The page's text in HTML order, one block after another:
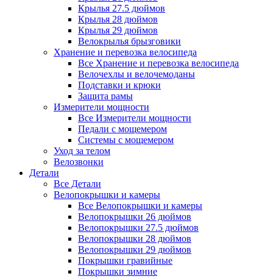
Крылья 27.5 дюймов
Крылья 28 дюймов
Крылья 29 дюймов
Велокрылья брызговики
Хранение и перевозка велосипеда
Все Хранение и перевозка велосипеда
Велочехлы и велочемоданы
Подставки и крюки
Защита рамы
Измерители мощности
Все Измерители мощности
Педали с мощемером
Системы с мощемером
Уход за телом
Велозвонки
Детали
Все Детали
Велопокрышки и камеры
Все Велопокрышки и камеры
Велопокрышки 26 дюймов
Велопокрышки 27.5 дюймов
Велопокрышки 28 дюймов
Велопокрышки 29 дюймов
Покрышки гравийные
Покрышки зимние